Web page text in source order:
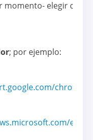
elegir qué
; por ejemplo:
chrome/
es-